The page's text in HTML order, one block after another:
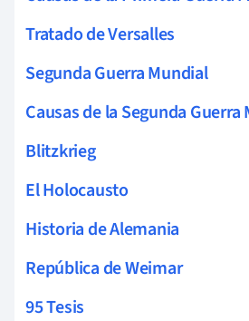
Tratado de Versalles
Segunda Guerra Mundial
Causas de la Segunda Guerra
Blitzkrieg
El Holocausto
Historia de Alemania
República de Weimar
95 Tesis